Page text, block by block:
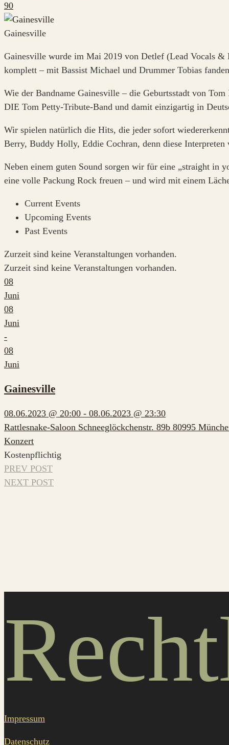
90
Gainesville
Gainesville wurde im Mai 2019 von Detlef (Lead Vocals &
komplett – mit Bassist Michael und Drummer Tobias
Wie der Bandname Gainesville – die Geburtsstadt von
DIE Tom Petty-Tribute-Band und damit einzigartig in
Wir spielen natürlich die Hits, die jeder sofort
Berry, Buddy Holly, Eddie Cochran, denn diese
Neben einem guten Sound sorgen wir für eine „straight in
eine volle Packung Rock freuen – und wird mit einem
Current Events
Upcoming Events
Past Events
Zurzeit sind keine Veranstaltungen vorhanden.
Zurzeit sind keine Veranstaltungen vorhanden.
08
Juni
08
Juni
-
08
Juni
Gainesville
08.06.2023 @ 20:00 - 08.06.2023 @ 23:30
Rattlesnake-Saloon Schneeglöckchenstr. 89b 80995
Konzert
Kostenpflichtig
PREV POST
NEXT POST
Impressum
Datenschutz